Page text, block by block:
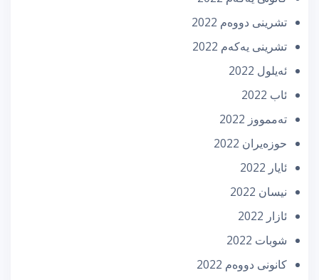
تشرینی دووه‌م 2022
تشرینی یه‌كه‌م 2022
ئه‌یلول 2022
ئاب 2022
تەممووز 2022
حوزه‌یران 2022
ئایار 2022
نیسان 2022
ئازار 2022
شوبات 2022
كانونی دووه‌م 2022